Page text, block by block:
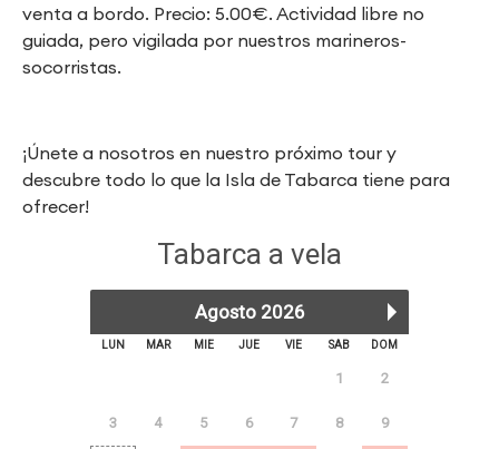
venta a bordo. Precio: 5.00€. Actividad libre no
guiada, pero vigilada por nuestros marineros-
socorristas.
¡Únete a nosotros en nuestro próximo tour y
descubre todo lo que la Isla de Tabarca tiene para
ofrecer!